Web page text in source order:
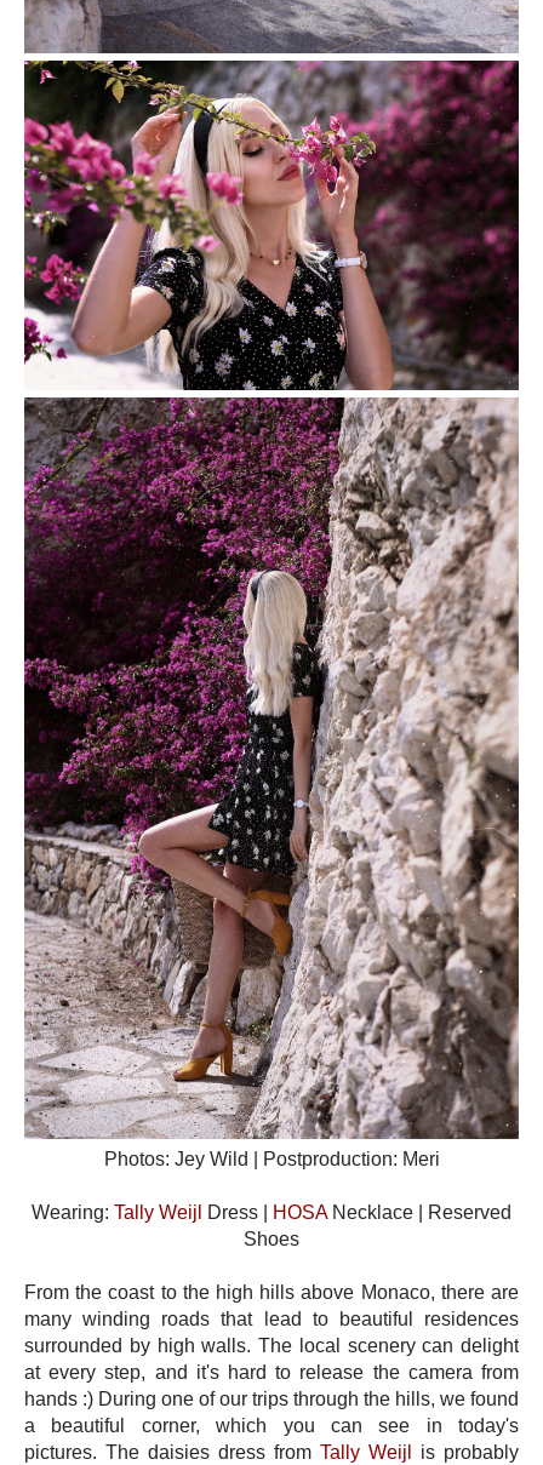
Photos: Jey Wild | Postproduction: Meri
Wearing: Tally Weijl Dress | HOSANecklace | Reserved
Shoes
From the coast to the high hills above Monaco, there are
many winding roads that lead to beautiful residences
surrounded by high walls. The local scenery can delight
at every step, and it's hard to release the camera from
hands :) During one of our trips through the hills, we found
a beautiful corner, which you can see in today's
pictures. The daisies dress from Tally Weijl
is probably